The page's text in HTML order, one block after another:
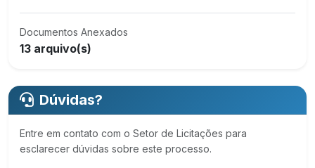
Documentos Anexados
13 arquivo(s)
Dúvidas?
Entre em contato com o Setor de Licitações para
esclarecer dúvidas sobre este processo.